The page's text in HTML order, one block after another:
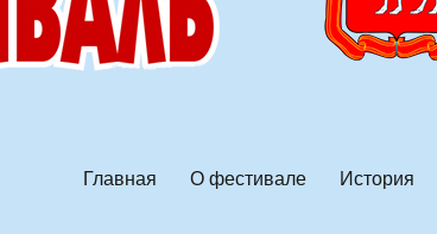
Главная О фестивале История